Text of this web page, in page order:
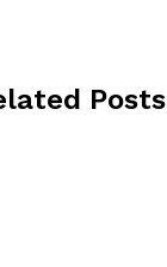
Posts